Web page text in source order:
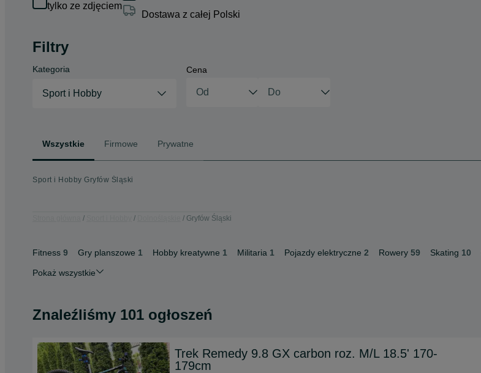
tylko ze zdjęciem
Dostawa z całej Polski
Filtry
Kategoria
Sport i Hobby
Cena
Wszystkie Firmowe Prywatne
Sport i Hobby Gryfów Śląski
Gryfów Śląski
Fitness 9 Gry planszowe 1 Hobby kreatywne 1 Militaria 1 Pojazdy elektryczne 2 Rowery 59 Skating 10
Pokaż wszystkie
Znaleźliśmy 101 ogłoszeń
Trek Remedy 9.8 GX carbon roz. M/L 18.5' 170-
179cm